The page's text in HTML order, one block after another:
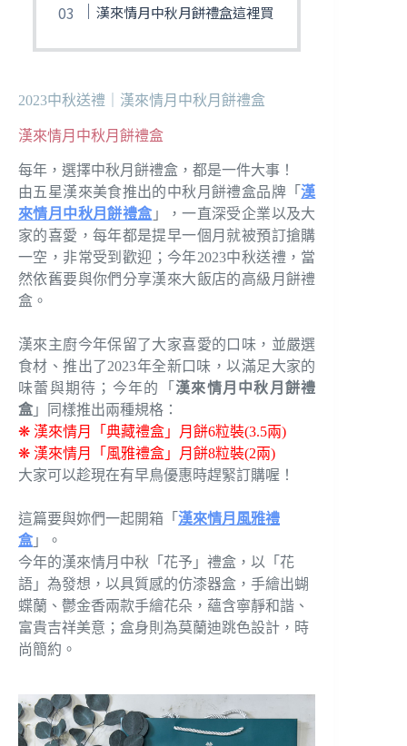
漢來情月中秋月餅禮盒這裡買
2023中秋送禮｜漢來情月中秋月餅禮盒
漢來情月中秋月餅禮盒
每年，選擇中秋月餅禮盒，都是一件大事！
由五星漢來美食推出的中秋月餅禮盒品牌「漢
來情月中秋月餅禮盒」，一直深受企業以及大
家的喜愛，每年都是提早一個月就被預訂搶購
一空，非常受到歡迎；今年2023中秋送禮，當
然依舊要與你們分享漢來大飯店的高級月餅禮
盒。
漢來主廚今年保留了大家喜愛的口味，並嚴選
食材、推出了2023年全新口味，以滿足大家的
味蕾與期待；今年的「 漢來情月中秋月餅禮
盒」同樣推出兩種規格：
❋ 漢來情月「典藏禮盒」月餅6粒裝(3.5兩)
❋ 漢來情月「風雅禮盒」月餅8粒裝(2兩)
大家可以趁現在有早鳥優惠時趕緊訂購喔！
這篇要與妳們一起開箱「 漢來情月風雅禮
盒」。
今年的漢來情月中秋「花予」禮盒，以「花
語」為發想，以具質感的仿漆器盒，手繪出蝴
蝶蘭、鬱金香兩款手繪花朵，蘊含寧靜和諧、
富貴吉祥美意；盒身則為莫蘭迪跳色設計，時
尚簡約。